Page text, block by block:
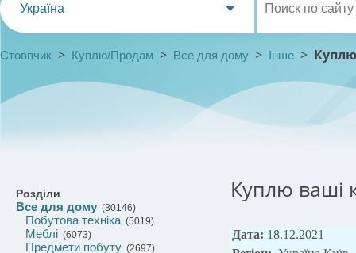
Україна
Стовпчик > Куплю/Продам > Все для дому > Інше >
Розділи
Все для дому (30146)
Побутова техніка(5019)
Меблі (6073)
Предмети побуту (2697)
Куплю ваші
Дата: 18.12.2021